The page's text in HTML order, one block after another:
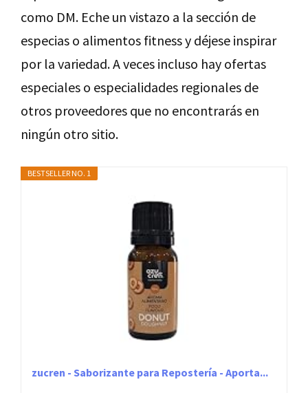
como DM. Eche un vistazo a la sección de
especias o alimentos fitness y déjese inspirar
por la variedad. A veces incluso hay ofertas
especiales o especialidades regionales de
otros proveedores que no encontrarás en
ningún otro sitio.
BESTSELLER NO. 1
zucren - Saborizante para Repostería - Aporta...